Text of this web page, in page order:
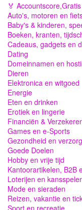
🏅
Auto's, motoren en
Baby's & kinderen,
Boeken, kranten,
Cadeaus, gadgets en
Dating
Domeinnamen en
Dieren
Elektronica en witgoed
Energie
Eten en drinken
Erotiek en lingerie
Financiën &
Games en e-Sports
Gezondheid en
Goede Doelen
Hobby en vrije tijd
Kantoorartikelen, B2B
Loterijen en
Mode en sieraden
Reizen, vakantie en